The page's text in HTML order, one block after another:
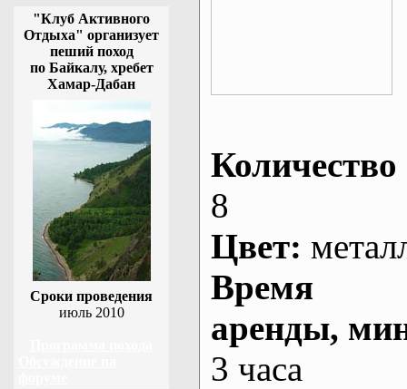
"Клуб Активного
Отдыха" организует
пеший поход
по Байкалу, хребет
Хамар-Дабан
Сроки проведения
июль 2010
Количество
8
Цвет:
Время
аренды,
3 часа